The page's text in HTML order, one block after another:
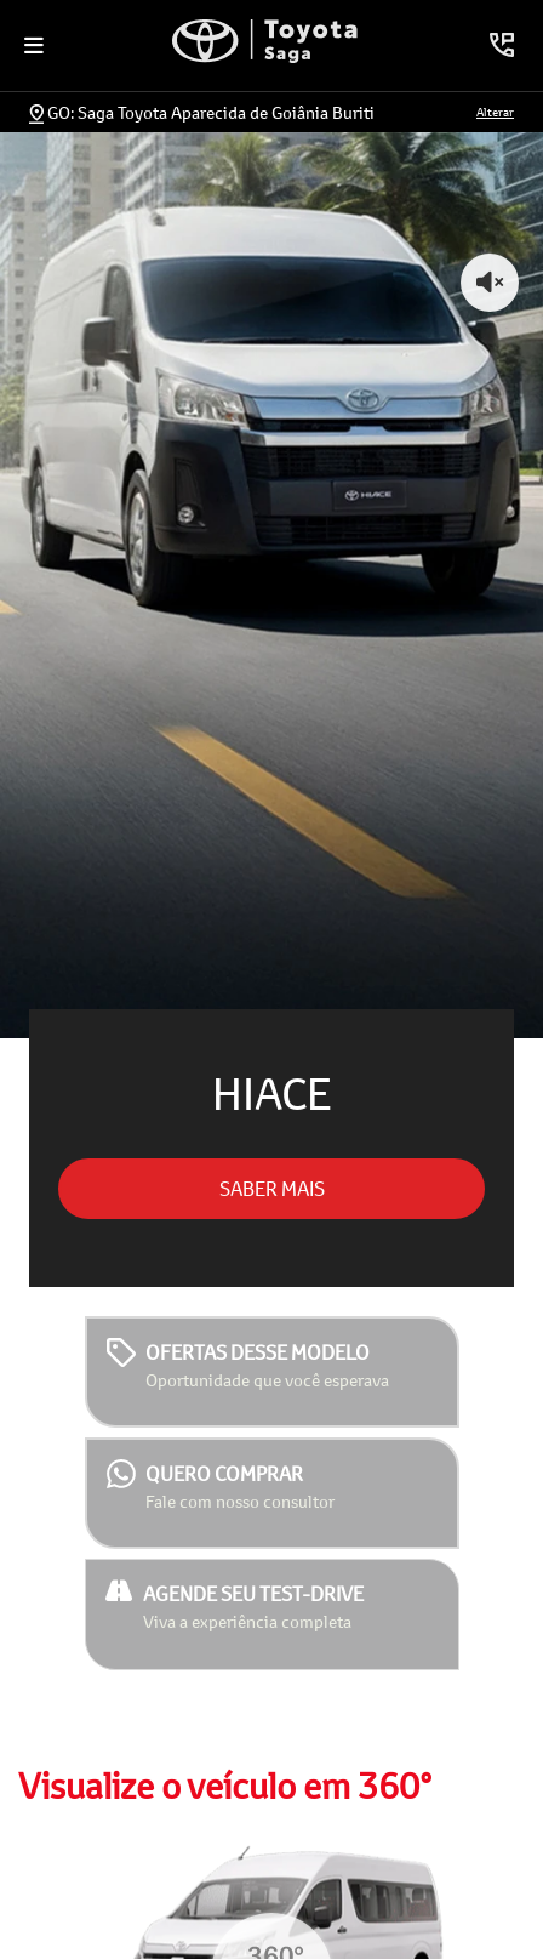
GO: Saga Toyota Aparecida de Goiânia Buriti Alterar
HIACE
SABER MAIS
OFERTAS DESSE MODELO
Oportunidade que você esperava
QUERO COMPRAR
Fale com nosso consultor
AGENDE SEU TEST-DRIVE
Viva a experiência completa
Visualize o veículo em 360°